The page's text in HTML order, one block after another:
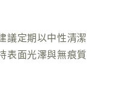
議定期以中性清潔
表面光澤與無痕質